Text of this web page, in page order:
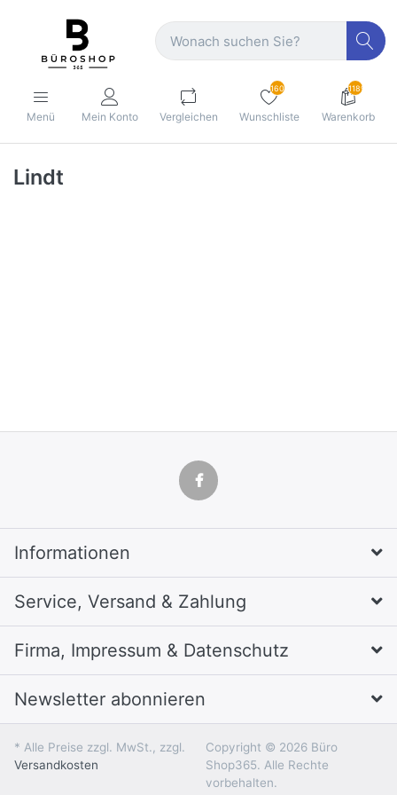
Menü Mein Konto Vergleichen
160
Wunschliste
1189
Warenkorb
Lindt
Informationen
Service, Versand & Zahlung
Firma, Impressum & Datenschutz
Newsletter abonnieren
* Alle Preise zzgl. MwSt., zzgl.
Versandkosten
Copyright © 2026 Büro
Shop365. Alle Rechte
vorbehalten.